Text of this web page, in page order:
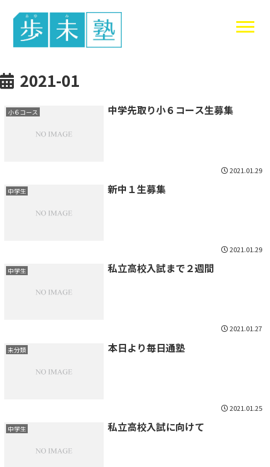
東谷中生の
2021-01
小６コース 中学先取り小６コース生募集
2021.01.29
中学生 新中１生募集
2021.01.29
中学生 私立高校入試まで２週間
2021.01.27
未分類 本日より毎日通塾
2021.01.25
中学生 私立高校入試に向けて